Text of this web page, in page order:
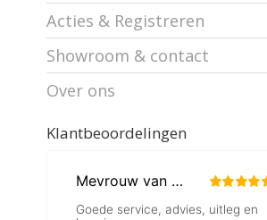
Acties & Registreren
Showroom & contact
Over ons
Klantbeoordelingen